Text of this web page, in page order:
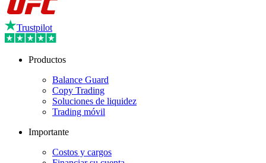
Trustpilot
Productos
Balance Guard
Copy Trading
Soluciones de liquidez
Trading móvil
Importante
Costos y cargos